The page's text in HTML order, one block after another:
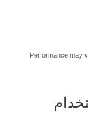
Performance may